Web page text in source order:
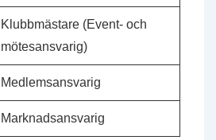
Klubbmästare (Event- och
mötesansvarig)
Medlemsansvarig
Marknadsansvarig